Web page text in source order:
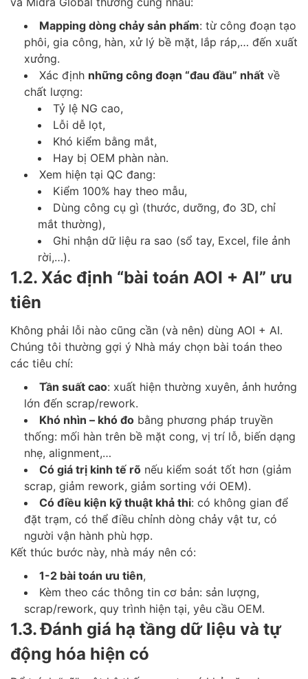
Mapping dòng chảy sản phẩm: từ công đoạn tạo
phôi, gia công, hàn, xử lý bề mặt, lắp ráp,… đến xuất
xưởng.
Xác định những công đoạn “đau đầu” nhất về
chất lượng:
Tỷ lệ NG cao,
Lỗi dễ lọt,
Khó kiểm bằng mắt,
Hay bị OEM phàn nàn.
Xem hiện tại QC đang:
Kiểm 100% hay theo mẫu,
Dùng công cụ gì (thước, dưỡng, đo 3D, chỉ
mắt thường),
Ghi nhận dữ liệu ra sao (sổ tay, Excel, file ảnh
rời,…).
1.2. Xác định “bài toán AOI + AI” ưu
tiên
Không phải lỗi nào cũng cần (và nên) dùng AOI + AI.
Chúng tôi thường gợi ý Nhà máy chọn bài toán theo
các tiêu chí:
Tần suất cao: xuất hiện thường xuyên, ảnh hưởng
lớn đến scrap/rework.
Khó nhìn – khó đo bằng phương pháp truyền
thống: mối hàn trên bề mặt cong, vị trí lỗ, biến dạng
nhẹ, alignment,…
Có giá trị kinh tế rõ nếu kiểm soát tốt hơn (giảm
scrap, giảm rework, giảm sorting với OEM).
Có điều kiện kỹ thuật khả thi: có không gian để
đặt trạm, có thể điều chỉnh dòng chảy vật tư, có
người vận hành phù hợp.
Kết thúc bước này, nhà máy nên có:
1-2 bài toán ưu tiên,
Kèm theo các thông tin cơ bản: sản lượng,
scrap/rework, quy trình hiện tại, yêu cầu OEM.
1.3. Đánh giá hạ tầng dữ liệu và tự
động hóa hiện có